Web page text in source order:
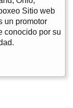
Sitio web
un promotor
conocido por su